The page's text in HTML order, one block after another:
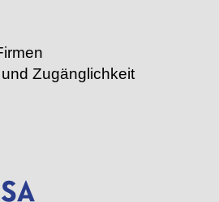
Zugänglichkeit